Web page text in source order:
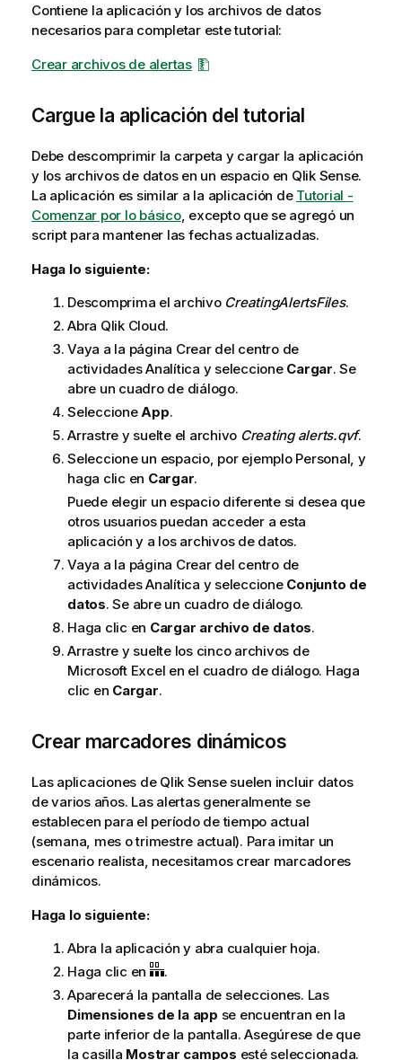
Contiene la aplicación y los archivos de datos
necesarios para completar este tutorial:
Crear archivos de alertas
Cargue la aplicación del tutorial
Debe descomprimir la carpeta y cargar la aplicación
y los archivos de datos en un espacio en Qlik Sense.
La aplicación es similar a la aplicación de Tutorial -
Comenzar por lo básico, excepto que se agregó un
script para mantener las fechas actualizadas.
Haga lo siguiente:
Descomprima el archivo CreatingAlertsFiles.
Abra Qlik Cloud.
Vaya a la página Crear del centro de
actividadesAnalítica y seleccione Cargar. Se
abre un cuadro de diálogo.
SeleccioneApp.
Arrastre y suelte el archivo Creating alerts.qvf.
Seleccione un espacio, por ejemplo Personal, y
haga clic en Cargar.
Puede elegir un espacio diferente si desea que
otros usuarios puedan acceder a esta
aplicación y a los archivos de datos.
Vaya a la página Crear del centro de
actividadesAnalítica y seleccione Conjunto de
datos. Se abre un cuadro de diálogo.
Haga clic en Cargar archivo de datos.
Arrastre y suelte los cinco archivos de
Microsoft Excel en el cuadro de diálogo. Haga
clic en Cargar.
Crear marcadores dinámicos
Las aplicaciones de Qlik Sensesuelen incluir datos
de varios años. Las alertas generalmente se
establecen para el período de tiempo actual
(semana, mes o trimestre actual). Para imitar un
escenario realista, necesitamos crear marcadores
dinámicos.
Haga lo siguiente:
Abra la aplicación y abra cualquier hoja.
Haga clic en
.
Aparecerá la pantalla de selecciones. Las
Dimensiones de la app se encuentran en la
parte inferior de la pantalla. Asegúrese de que
la casilla Mostrar campos esté seleccionada.